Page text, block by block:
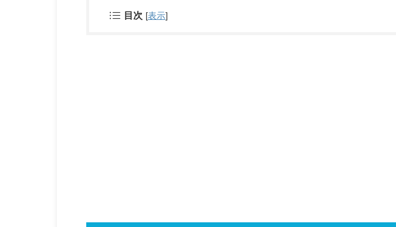
目次 [表示]